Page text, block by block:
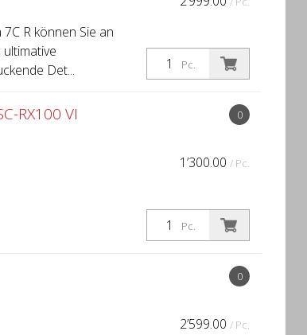
Pc.
R können Sie an
Det...
0
1’300.00 / Pc.
Pc.
RX100 VI
0
2’599.00 / Pc.